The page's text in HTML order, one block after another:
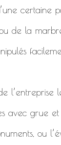
certaine
de la
avec grue
ou